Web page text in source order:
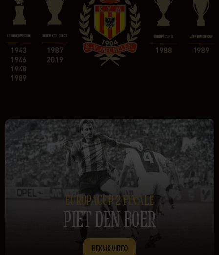
EUROPACUP 2 FINALE
PIET DEN BOER
BEKIJK VIDEO